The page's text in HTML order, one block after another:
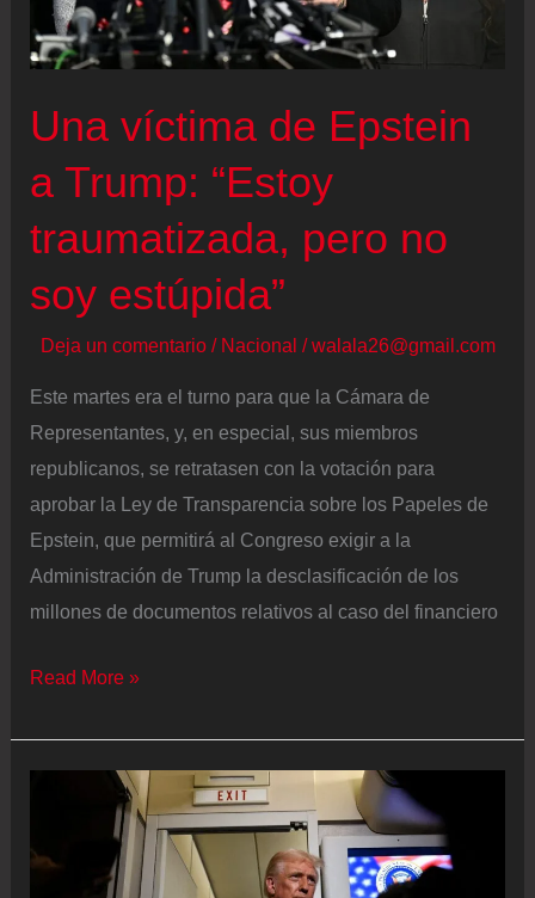
Una víctima de Epstein
a Trump: “Estoy
traumatizada, pero no
soy estúpida”
Deja un comentario / Nacional /walala26@gmail.com
Este martes era el turno para que la Cámara de
Representantes, y, en especial, sus miembros
republicanos, se retratasen con la votación para
aprobar la Ley de Transparencia sobre los Papeles de
Epstein, que permitirá al Congreso exigir a la
Administración de Trump la desclasificación de los
millones de documentos relativos al caso del financiero
Una
de
Trump:
Read More »